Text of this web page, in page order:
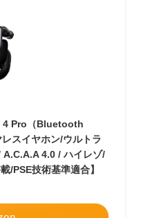
Pro（Bluetooth
スイヤホン/ウルトラ
A.C.A.A 4.0 / ハイレゾ/
/PSE技術基準適合】